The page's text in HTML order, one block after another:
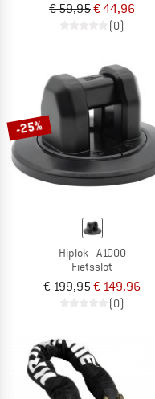
€ 59,95€ 44,96
(0)
-25%
Hiplok - A1000
Fietsslot
€ 199,95€ 149,96
(0)